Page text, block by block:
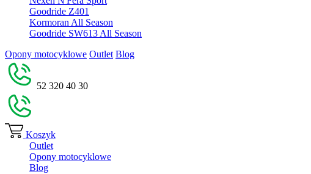
Goodride Z401
Kormoran All Season
Goodride SW613 All Season
Opony motocyklowe Outlet Blog
52 320 40 30
Koszyk
Outlet
Opony motocyklowe
Blog